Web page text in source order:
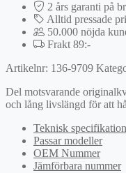
2 års garanti på
Alltid pressade
50.000 nöjda
Frakt 89:-
Artikelnr: 136-9709
Del motsvarande
och lång livslängd för att
Teknisk specifikation
Passar modeller
OEM Nummer
Jämförbara nummer